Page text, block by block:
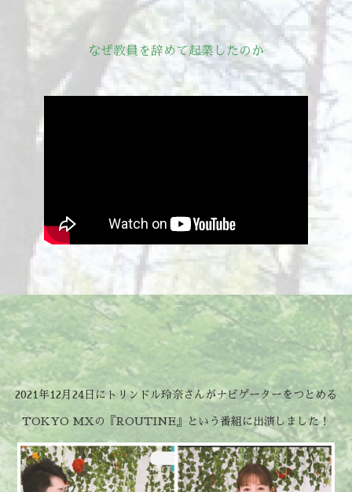
なぜ教員を辞めて起業したのか
2021年12月24日にトリンドル玲奈さんがナビゲーターをつとめる
TOKYO MXの『ROUTINE』という番組に出演しました！